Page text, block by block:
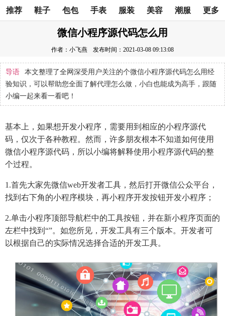
推荐 鞋子 包包 手表 服装 美容 潮服 更多
微信小程序源代码怎么用
作者：小飞燕 发布时间：2021-03-08 09:13:08
导语
本文整理了全网深受用户关注的个微信小程序源代码怎么用经
验知识，可以帮助您全面了解代理怎么做，小白也能成为高手，跟随
小编一起来看一看吧！
基本上，如果想开发小程序，需要用到相应的小程序源代
码，仅次于各种教程。然而，许多朋友根本不知道如何使用
微信小程序源代码，所以小编将解释使用小程序源代码的整
个过程。
1.首先大家先微信web开发者工具，然后打开微信公众平台，
找到右下角的小程序模块，再小程序开发按钮开发小程序；
2.单击小程序顶部导航栏中的工具按钮，并在新小程序页面的
左栏中找到“”。如您所见，开发工具有三个版本。开发者可
以根据自己的实际情况选择合适的开发工具。